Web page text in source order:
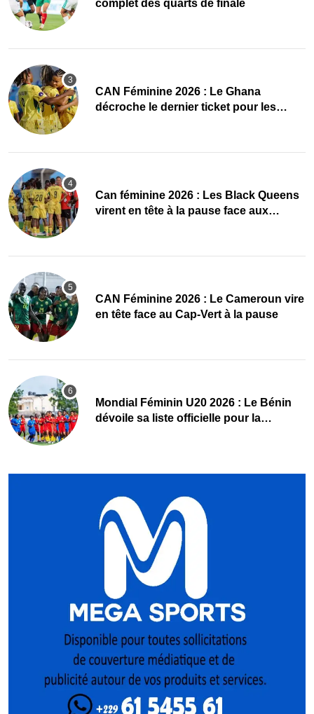
complet des quarts de finale
CAN Féminine 2026 : Le Ghana
décroche le dernier ticket pour les
‎Can féminine 2026 : Les Black Queens
virent en tête à la pause face aux
CAN Féminine 2026 : Le Cameroun vire
en tête face au Cap-Vert à la pause
Mondial Féminin U20 2026 : Le Bénin
dévoile sa liste officielle pour la